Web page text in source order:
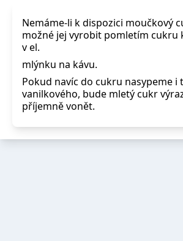
Nemáme-li k dispozici moučkový
možné jej vyrobit pomletím cukru
v el.
mlýnku na kávu.
Pokud navíc do cukru nasypeme i
vanilkového, bude mletý cukr
příjemně vonět.